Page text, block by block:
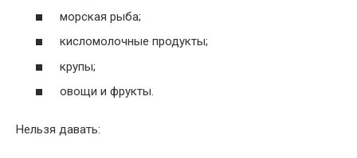
морская рыба;
кисломолочные продукты;
крупы;
овощи и фрукты.
Нельзя давать: